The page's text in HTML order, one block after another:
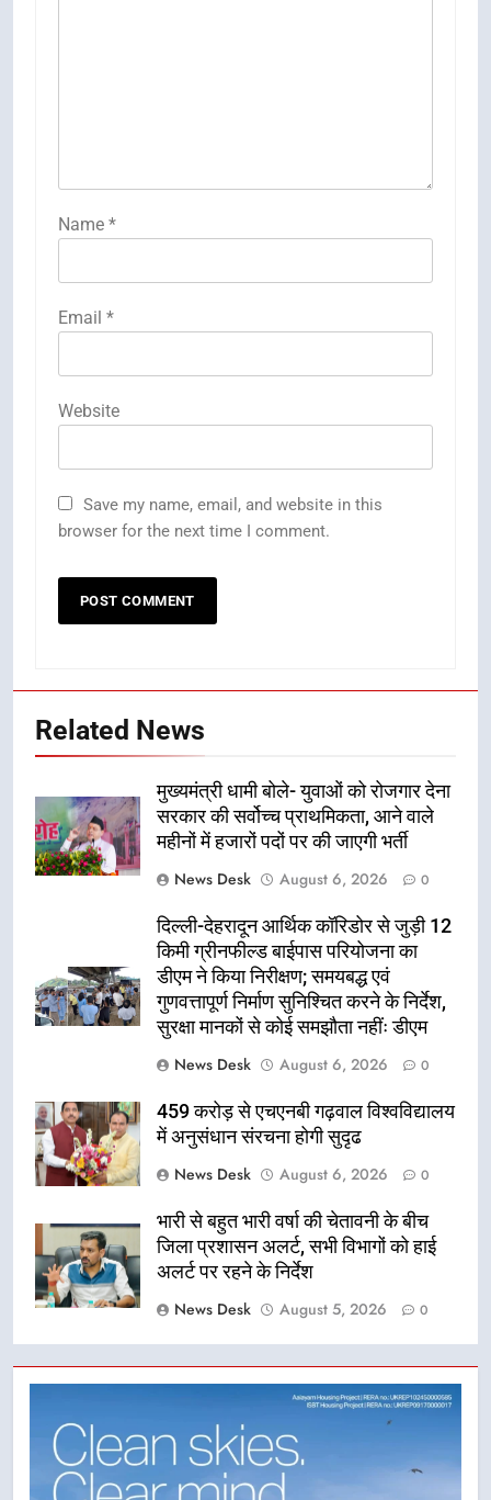
Name *
Email *
Website
Save my name, email, and website in this
browser for the next time I comment.
Related News
मुख्यमंत्री धामी बोले- युवाओं को रोजगार देना
सरकार की सर्वोच्च प्राथमिकता, आने वाले
महीनों में हजारों पदों पर की जाएगी भर्ती
News Desk
August 6, 2026 0
दिल्ली-देहरादून आर्थिक कॉरिडोर से जुड़ी 12
किमी ग्रीनफील्ड बाईपास परियोजना का
डीएम ने किया निरीक्षण; समयबद्ध एवं
गुणवत्तापूर्ण निर्माण सुनिश्चित करने के निर्देश,
सुरक्षा मानकों से कोई समझौता नहींः डीएम
News Desk
August 6, 2026 0
459 करोड़ से एचएनबी गढ़वाल विश्वविद्यालय
में अनुसंधान संरचना होगी सुदृढ
News Desk
August 6, 2026 0
भारी से बहुत भारी वर्षा की चेतावनी के बीच
जिला प्रशासन अलर्ट, सभी विभागों को हाई
अलर्ट पर रहने के निर्देश
News Desk
August 5, 2026 0